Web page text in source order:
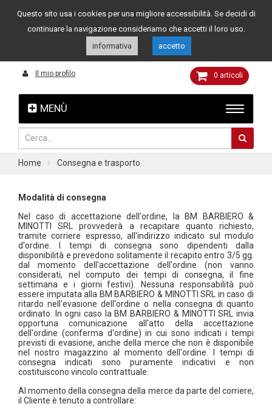
Assistenza clienti 049 8015108 349 4262144
MENÙ
Il mio profilo 0 articoli
Home Consegna e trasporto
Modalità di consegna
Nel caso di accettazione dell'ordine, la BM BARBIERO &
MINOTTI SRL provvederà a recapitare quanto richiesto,
tramite corriere espresso, all'indirizzo indicato sul modulo
d'ordine. I tempi di consegna sono dipendenti dalla
disponibilità e prevedono solitamente il recapito entro 3/5 gg.
dal momento dell'accettazione dell'ordine (non vanno
considerati, nel computo dei tempi di consegna, il fine
settimana e i giorni festivi). Nessuna responsabilità può
essere imputata alla BM BARBIERO & MINOTTI SRL in caso di
ritardo nell'evasione dell'ordine o nella consegna di quanto
ordinato. In ogni caso la BM BARBIERO & MINOTTI SRL invia
opportuna comunicazione all'atto della accettazione
dell'ordine (conferma d'ordine) in cui sono indicati i tempi
previsti di evasione, anche della merce che non è disponibile
nel nostro magazzino al momento dell'ordine. I tempi di
consegna indicati sono puramente indicativi e non
costituiscono vincolo contrattuale.
Al momento della consegna della merce da parte del corriere,
il Cliente è tenuto a controllare:
Questo sito usa i cookies per una migliore accessibilità. Se decidi di
continuare la navigazione consideriamo che accetti il loro uso.
informativa
accetto